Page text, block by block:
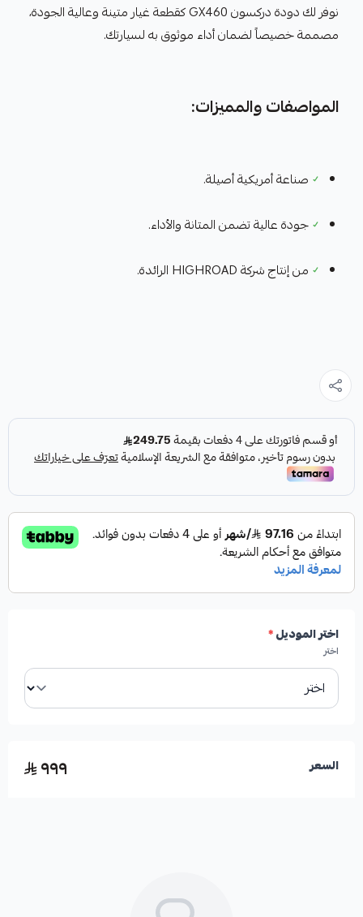
نوفر لك دودة دركسون GX460 كقطعة غيار متينة وعالية الجودة،
مصممة خصيصاً لضمان أداء موثوق به لسيارتك.
المواصفات والمميزات:
✓ صناعة أمريكية أصيلة.
✓جودة عالية تضمن المتانة والأداء.
✓ من إنتاج شركة HIGHROAD الرائدة.
اختر الموديل*
اختر
السعر ٩٩٩